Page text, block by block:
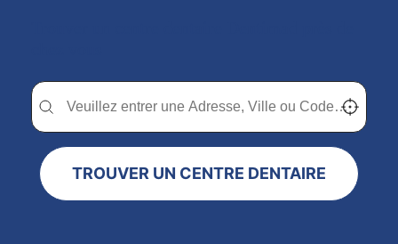
Trouver un centre dentaire Dentimad près de
Trouver un centre dentaire Dentimad près de chez vous Localisez-
TROUVER UN CENTRE DENTAIRE